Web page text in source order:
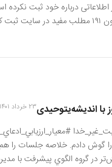
درباره خود ثبت نکرده
کرده است.
اندیشه‌یتوحیدی۲۳ خرداد ۱۴۰۱
را گوش دادم. خلاصه جلسات را
در گروه الگوي پيشرفت با